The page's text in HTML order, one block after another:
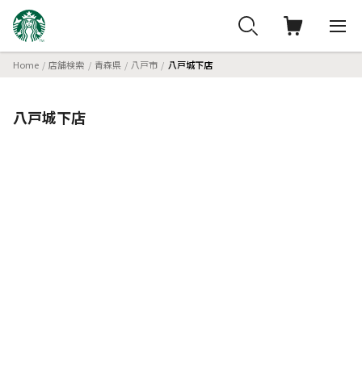
Home 店舗検索 青森県 八戸市 八戸城下店
八戸城下店